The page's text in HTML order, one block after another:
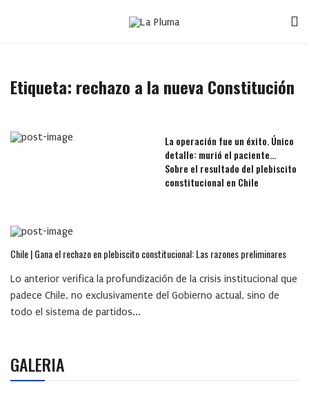
Etiqueta: rechazo a la nueva Constitución
La operación fue un éxito. Único
detalle: murió el paciente…
Sobre el resultado del plebiscito
constitucional en Chile
Chile | Gana el rechazo en plebiscito constitucional: Las razones preliminares
Lo anterior verifica la profundización de la crisis institucional que
padece Chile, no exclusivamente del Gobierno actual, sino de
todo el sistema de partidos...
GALERIA